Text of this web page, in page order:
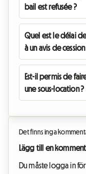
bail est refusée ?
Quel est le délai
à un avis de cession
Est-il permis de
une sous-location ?
Det finns inga
Lägg till en
Du måste logga in